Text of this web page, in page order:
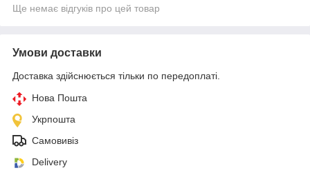
Ще немає відгуків про цей товар
Умови доставки
Доставка здійснюється тільки по передоплаті.
Нова Пошта
Укрпошта
Самовивіз
Delivery